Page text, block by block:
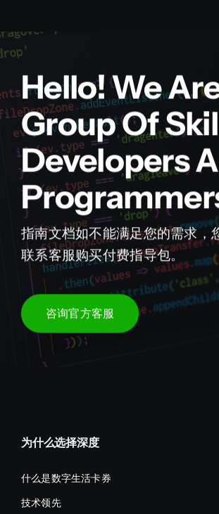
Hello! We
Group Of
Developers
指南文档如不能满足您的需求，
联系客服购买付费指导包。
咨询官方客服
为什么选择深度
什么是数字生活卡券
技术领先